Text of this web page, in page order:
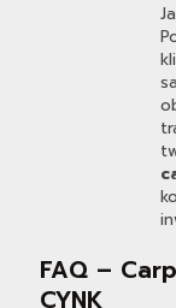
FAQ –
CYNK